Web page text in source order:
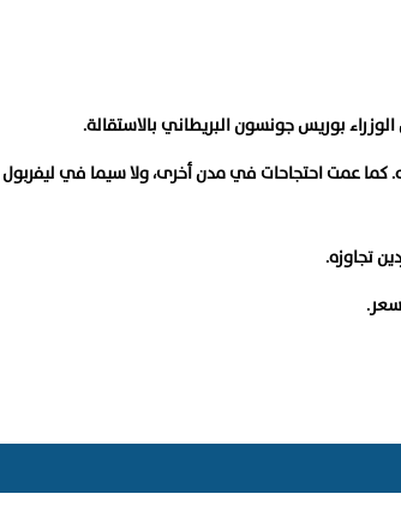
بوريس جونسون البريطاني بالاستقالة.
كما عمت احتجاحات في مدن أخرى، ولا سيما في ليفربول